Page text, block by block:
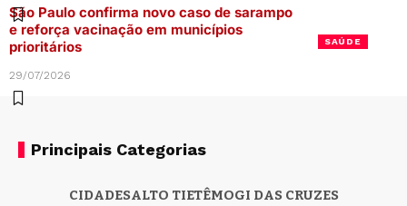
SAÚDE
São Paulo confirma novo caso de sarampo
e reforça vacinação em municípios
prioritários
29/07/2026
Principais Categorias
CIDADESALTO TIETÊMOGI DAS CRUZES